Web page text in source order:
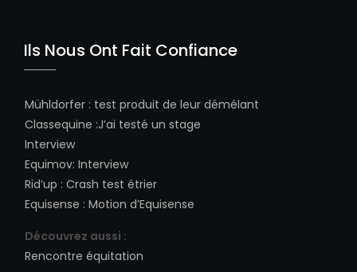
Ils Nous Ont Fait Confiance
Mühldorfer : test produit de leur démélant
Classequine :J’ai testé un stage
Interview
Equimov: Interview
Rid’up : Crash test étrier
Equisense : Motion d’Equisense
Découvrez aussi :
Rencontre équitation